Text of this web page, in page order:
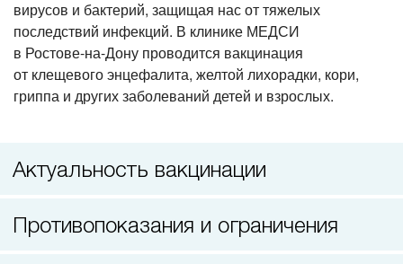
Вакцинация
Прием педиатра
Прием гинеколога
Прием терапевта
Прием оториноларинголога
вирусов и бактерий, защищая нас от тяжелых
последствий инфекций. В клинике МЕДСИ
в Ростове-на-Дону проводится вакцинация
от клещевого энцефалита, желтой лихорадки, кори,
гриппа и других заболеваний детей и взрослых.
Актуальность вакцинации
Противопоказания и ограничения